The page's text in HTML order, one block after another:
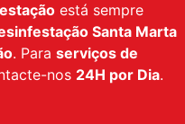
está sempre
Santa Marta
. Para serviços de
nos 24H por Dia.